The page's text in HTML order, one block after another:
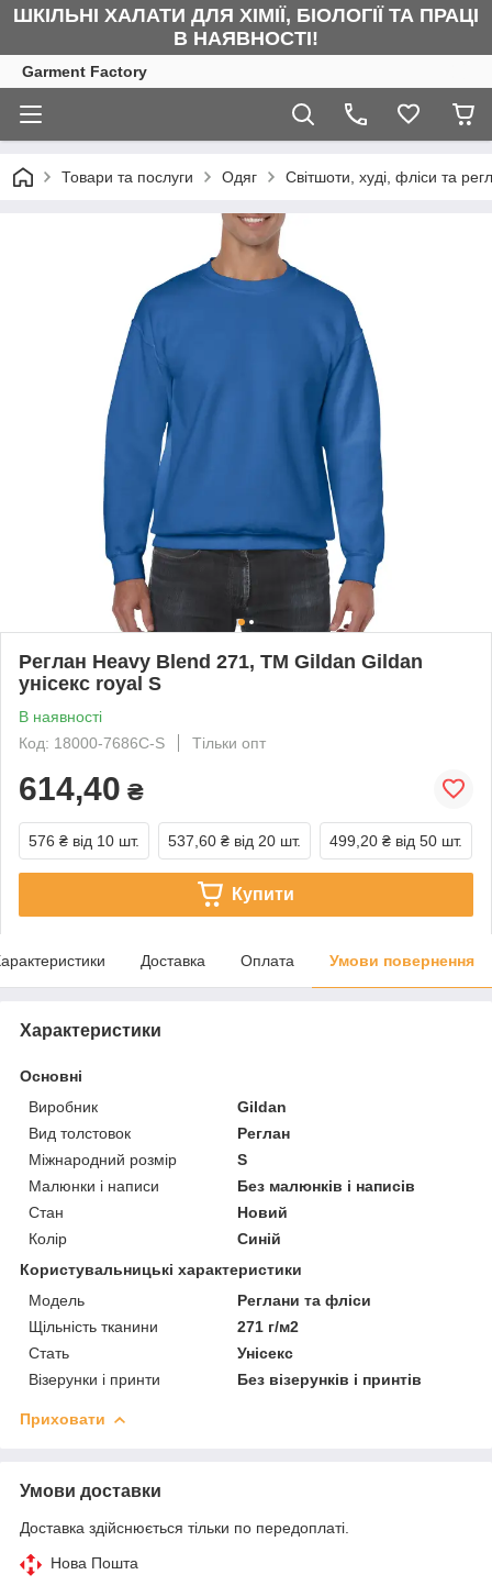
ШКІЛЬНІ ХАЛАТИ ДЛЯ ХІМІЇ, БІОЛОГІЇ ТА ПРАЦІ
В НАЯВНОСТІ!
Garment Factory
Товари та послуги Одяг Світшоти, худі, фліси та
Реглан Heavy Blend 271, TM Gildan Gildan
унісекс royal S
В наявності
Код: 18000-7686C-S
Тільки опт
614,40 ₴
576 ₴ від 10 шт. 537,60 ₴ від 20 шт. 499,20 ₴ від 50 шт.
Купити
Доставка Оплата Умови повернення
Характеристики
Основні
Виробник
Gildan
Вид толстовок
Реглан
Міжнародний розмір
S
Малюнки і написи
Без малюнків і написів
Стан
Новий
Колір
Синій
Користувальницькі характеристики
Мoдель
Реглани та фліси
Щільність тканини
271 г/м2
Стать
Унісекс
Візерунки і принти
Без візерунків і принтів
Приховати
Умови доставки
Доставка здійснюється тільки по передоплаті.
Нова Пошта